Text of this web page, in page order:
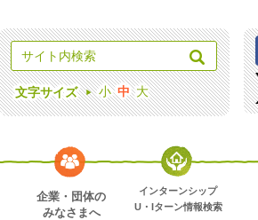
文字サイズ 小 中 大
企業・団体の
みなさまへ
インターンシップ
U・Iターン情報検索